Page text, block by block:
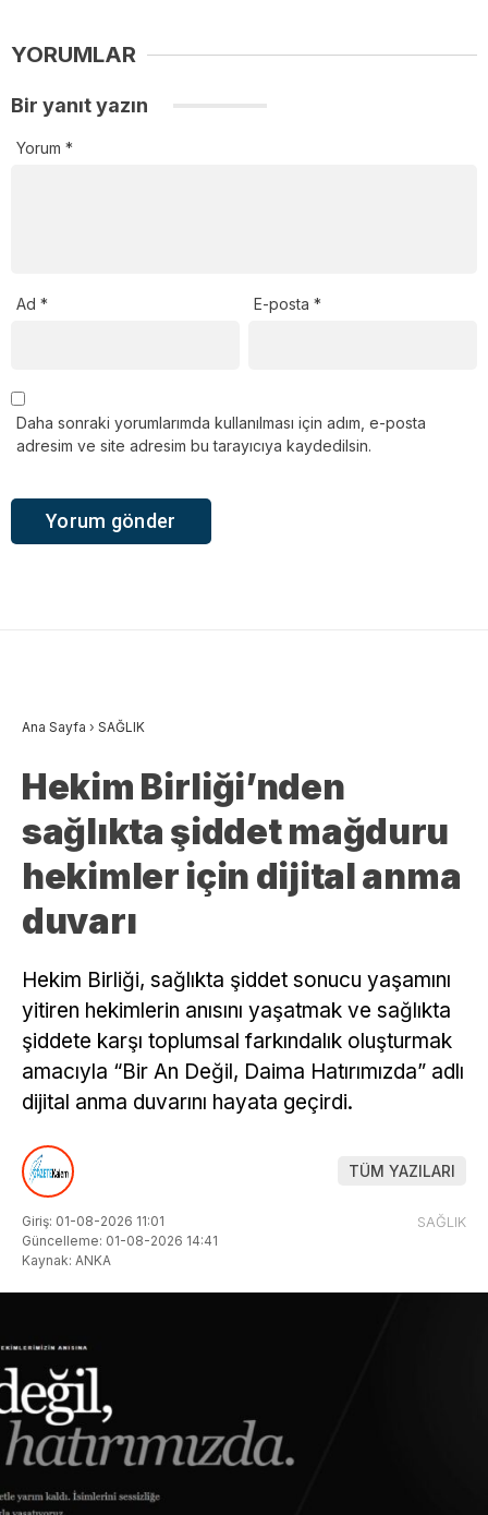
YORUMLAR
Bir yanıt yazın
Yorum *
Ad * E-posta*
Daha sonraki yorumlarımda kullanılması için adım, e-posta
adresim ve site adresim bu tarayıcıya kaydedilsin.
Ana Sayfa › SAĞLIK
Hekim Birliği’nden
sağlıkta şiddet mağduru
hekimler için dijital anma
duvarı
Hekim Birliği, sağlıkta şiddet sonucu yaşamını
yitiren hekimlerin anısını yaşatmak ve sağlıkta
şiddete karşı toplumsal farkındalık oluşturmak
amacıyla “Bir An Değil, Daima Hatırımızda” adlı
dijital anma duvarını hayata geçirdi.
TÜM YAZILARI
Giriş: 01-08-2026 11:01
Güncelleme: 01-08-2026 14:41
Kaynak: ANKA
SAĞLIK